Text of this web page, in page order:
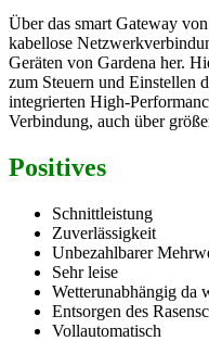
Über das smart Gateway
kabellose
Geräten von Gardena her.
zum Steuern und Einstellen
integrierten High-
Verbindung, auch über
Positives
Schnittleistung
Zuverlässigkeit
Unbezahlbarer
Sehr leise
Wetterunabhängig da
Entsorgen des
Vollautomatisch